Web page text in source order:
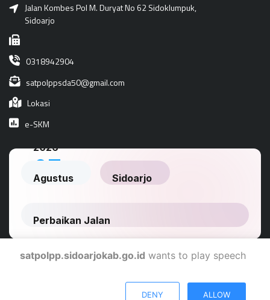
Jalan Kombes Pol M. Duryat No 62 Sidoklumpuk,
Sidoarjo
0318942904
satpolppsda50@gmail.com
Lokasi
e-SKM
Dinas Komunikasi Dan Informatika Kabupaten Sidoarjo
satpolpp.sidoarjokab.go.id wants to play speech
DENY ALLOW